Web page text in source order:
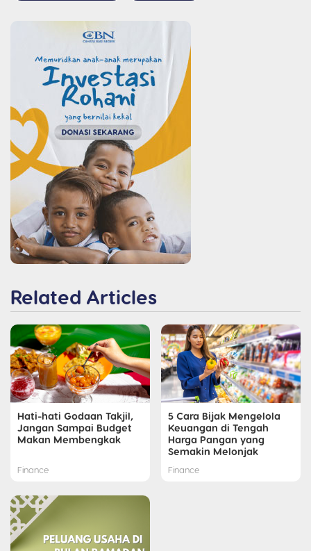
Related Articles
Hati-hati Godaan Takjil,
Jangan Sampai Budget
Makan Membengkak
Finance
5 Cara Bijak Mengelola
Keuangan di Tengah
Harga Pangan yang
Semakin Melonjak
Finance